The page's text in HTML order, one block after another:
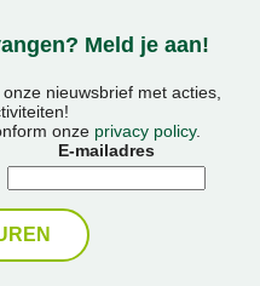
Meld je aan!
nieuwsbrief met acties,
onze privacy policy.
E-mailadres